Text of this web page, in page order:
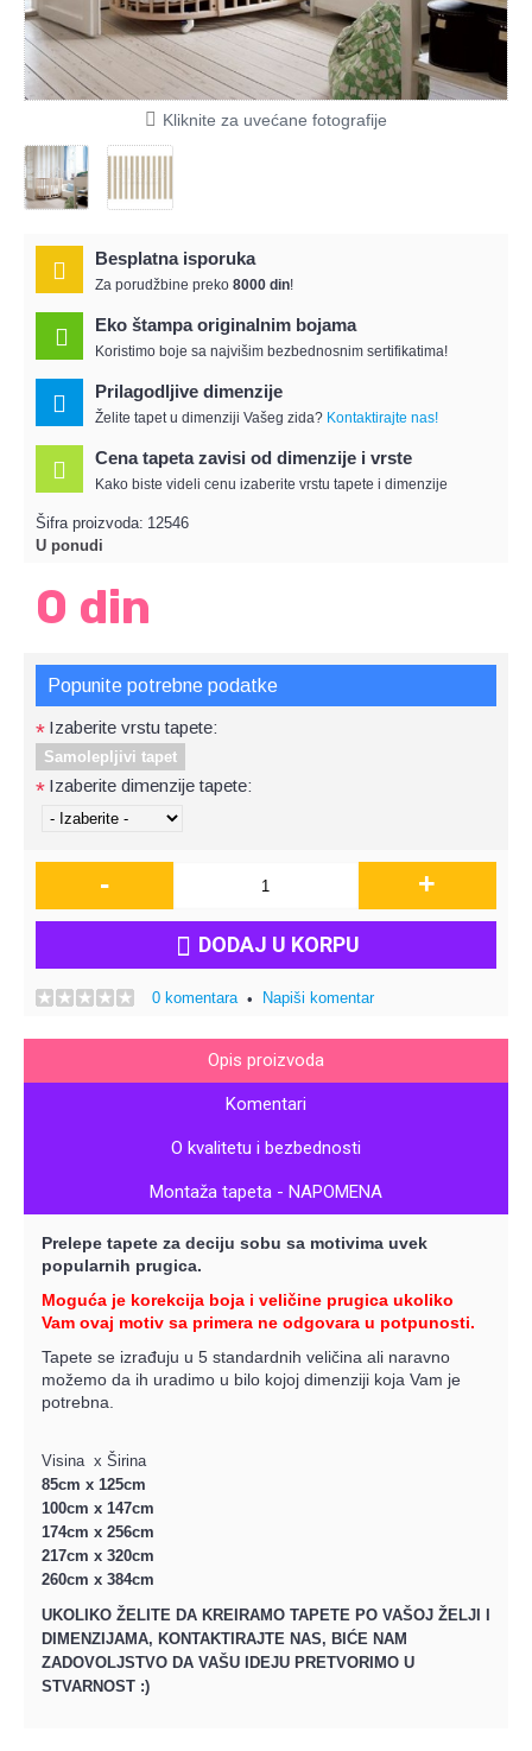
Kliknite za uvećane fotografije
Besplatna isporuka
Za porudžbine preko 8000 din!
Eko štampa originalnim bojama
Koristimo boje sa najvišim bezbednosnim sertifikatima!
Prilagodljive dimenzije
Želite tapet u dimenziji Vašeg zida? Kontaktirajte nas!
Cena tapeta zavisi od dimenzije i vrste
Kako biste videli cenu izaberite vrstu tapete i dimenzije
Šifra proizvoda: 12546
U ponudi
0 din
Popunite potrebne podatke
* Izaberite vrstu tapete:
Samolepljivi tapet
* Izaberite dimenzije tapete:
- +
DODAJ U KORPU
0 komentara• Napiši komentar
Opis proizvoda
Komentari
O kvalitetu i bezbednosti
Montaža tapeta - NAPOMENA
Prelepe tapete za deciju sobu sa motivima uvek
popularnih prugica.
Moguća je korekcija boja i veličine prugica ukoliko
Vam ovaj motiv sa primera ne odgovara u potpunosti.
Tapete se izrađuju u 5 standardnih veličina ali naravno
možemo da ih uradimo u bilo kojoj dimenziji koja Vam je
potrebna.
Visina x Širina
85cm x 125cm
100cm x 147cm
174cm x 256cm
217cm x 320cm
260cm x 384cm
UKOLIKO ŽELITE DA KREIRAMO TAPETE PO VAŠOJ ŽELJI I
DIMENZIJAMA, KONTAKTIRAJTE NAS, BIĆE NAM
ZADOVOLJSTVO DA VAŠU IDEJU PRETVORIMO U
STVARNOST :)